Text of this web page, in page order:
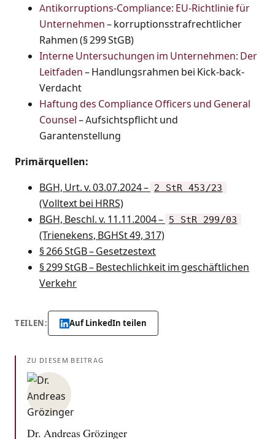
Antikorruptions-Compliance: EU-Richtlinie für
Unternehmen– korruptionsstrafrechtlicher
Rahmen (§ 299 StGB)
Interne Untersuchungen im Unternehmen: Der
Leitfaden– Handlungsrahmen bei Kick-back-
Verdacht
Haftung des Compliance Officers und General
Counsel– Aufsichtspflicht und
Garantenstellung
Primärquellen:
BGH, Urt. v. 03.07.2024 – 2 StR 453/23
(Volltext bei HRRS)
BGH, Beschl. v. 11.11.2004 – 5 StR 299/03
(Trienekens, BGHSt 49, 317)
§ 266 StGB – Gesetzestext
§ 299 StGB – Bestechlichkeit im geschäftlichen
Verkehr
TEILEN: Auf LinkedIn teilen
ZU DIESEM BEITRAG
Dr. Andreas Grözinger